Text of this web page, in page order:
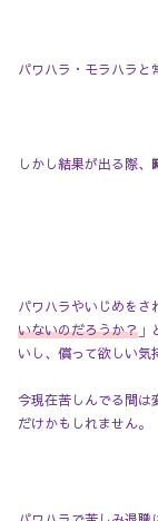
パワハラ・モラハラと
しかし結果が出る際、
パワハラやいじめをさ
いないのだろうか？
いし、償って欲しい気
今現在苦しんでる間は
だけかもしれません。